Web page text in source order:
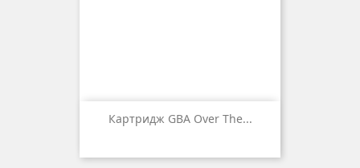
Картридж GBA Over The...